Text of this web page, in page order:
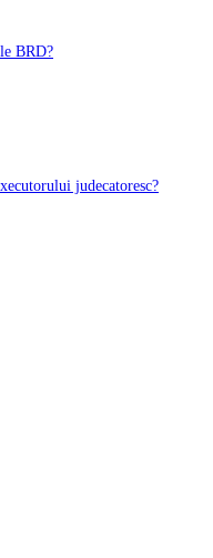
BRD?
judecatoresc?